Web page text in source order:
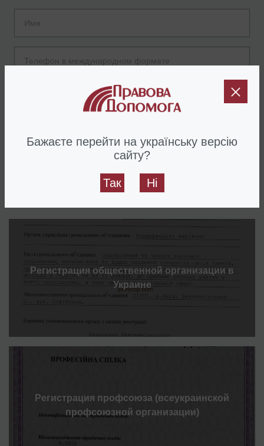
по теме данного материала
Регистрация общественной организации в
Украине
Регистрация профсоюза (всеукраинской
профсоюзной организации)
Бажаєте перейти на українську версію
сайту?
Так Ні